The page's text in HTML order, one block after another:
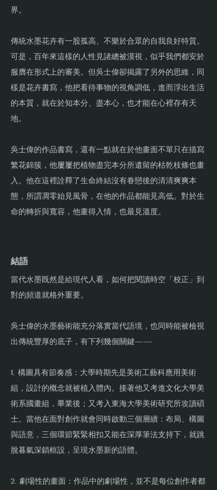
界。
傳統水墨花卉有一股孤高、不樂於合眾的自我良好特質。
可是，百年來這樣的人性見諸總被漠視，似乎我們都安於
服膺在形式上的審美。但吳士偉卻揭露了另外的思維，同
樣是花卉書寫，他把看待事物的視角調低，進而浮出生活
的本質，就在於知本分、盡本心，也才能在心裡存有天
地。
吳士偉的作品書寫，還有一點就在於他畫面不單只在描寫
繁花錦簇，他屢屢把植物盡完本分所遺留的枯乾枝條也畫
入。他在這裡詮釋了生命終結沒有眷戀後的清清爽爽本
態，所謂凋零始見風骨，在他的作品都能見高低。對於生
命的轉折與寬容，他畫得入情，也最見溫度。
結語
當代水墨既然是給現代人看，如何把閱讀時空「校正」到
對的頻道就格外重要。
吳士偉的水墨藝術能充分落實當代語境，也同時能被檢視
出傳統豐厚的底子，有下列幾個關鍵——
1. 構圖具有節奏感：大學時期先是美術工藝科應用美術
組，設計的概念就被植入體內。接著他又考進文化大學美
術系國畫組，畢業後；又考入東海大學美術研究所攻讀碩
士。當他在面對創作就會同時啟動三個層續：布局、構圖
與語意，三個環節緊緊相扣又能在深厚筆法支持下，就跳
脫暮氣深鎖框設，呈現水墨新的語體。
2. 劇場性的畫面：作品中的劇場性，並不是每位創作者都